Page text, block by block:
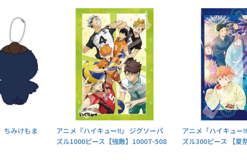
ちみけもま
アニメ『ハイキュー!!』 ジグソーパ
ズル1000ピース【強敵】1000T-508
アニメ「ハイキュー
ズル300ピース 【夏